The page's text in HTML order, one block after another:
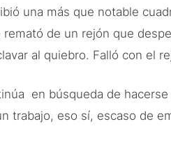
una más que notable
de un rejón que
al quiebro. Falló con el
en búsqueda de
trabajo, eso sí, escaso de